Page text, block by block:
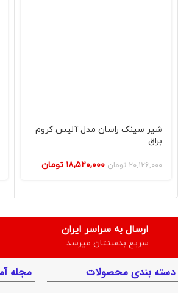
شیر سینک راسان مدل آلیس کروم
براق
۲۰,۱۲۶,۰۰۰ تومان ۱۸,۵۲۰,۰۰۰ تومان
ارسال به سراسر ایران
سریع بدستتان میرسد.
دسته بندی محصولات مجله